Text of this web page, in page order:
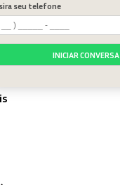
seu telefone
INICIAR CONVERSA